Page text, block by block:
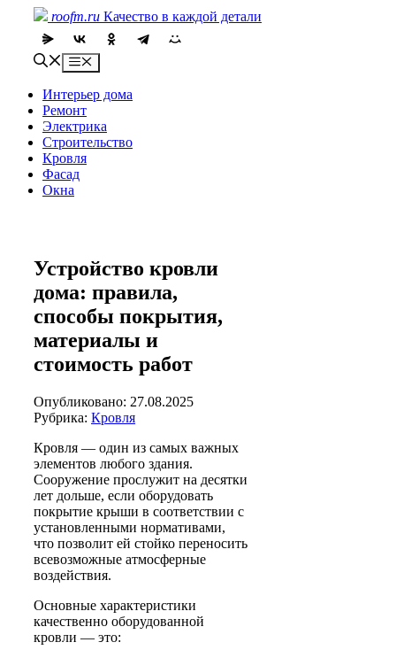
content
roofm.ru Качество в каждой детали
Menu
Интерьер дома
Ремонт
Электрика
Строительство
Кровля
Фасад
Окна
Устройство кровли
дома: правила,
способы покрытия,
материалы и
стоимость работ
Опубликовано: 27.08.2025
Рубрика: Кровля
Кровля — один из самых важных
элементов любого здания.
Сооружение прослужит на десятки
лет дольше, если оборудовать
покрытие крыши в соответствии с
установленными нормативами,
что позволит ей стойко переносить
всевозможные атмосферные
воздействия.
Основные характеристики
качественно оборудованной
кровли — это: